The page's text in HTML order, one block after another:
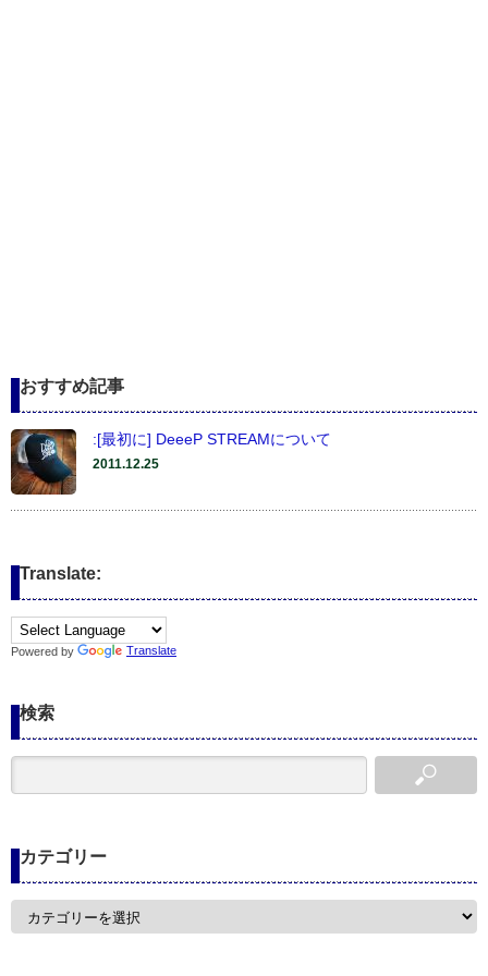
おすすめ記事
:[最初に] DeeeP STREAMについて
2011.12.25
Translate:
Powered by Translate
検索
カテゴリー
カ